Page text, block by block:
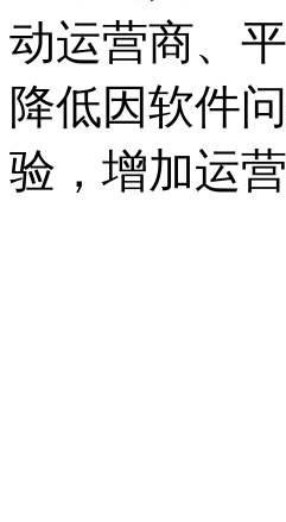
动运营商、
降低因软件
验，增加运营